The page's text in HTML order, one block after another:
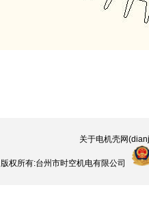
关于电机壳网
版权所有:台州市时空机电有限公司